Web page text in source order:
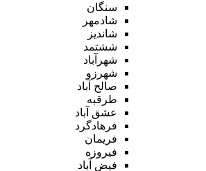
سنگان
شادمهر
شاندیز
ششتمد
شهرآباد
شهرزو
صالح آباد
طرقبه
عشق آباد
فرهادگرد
فریمان
فیروزه
فیض آباد